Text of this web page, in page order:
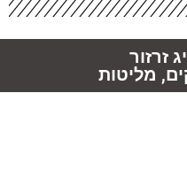
זרזור
מליטות